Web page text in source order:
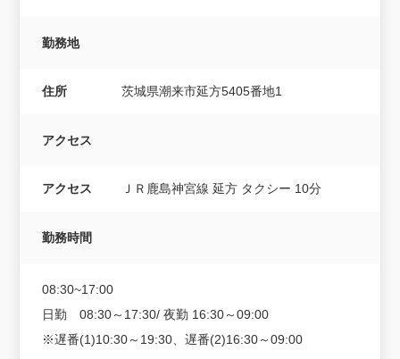
勤務地
住所 茨城県潮来市延方5405番地1
アクセス
アクセス ＪＲ鹿島神宮線 延方 タクシー 10分
勤務時間
08:30~17:00
日勤 08:30～17:30/ 夜勤 16:30～09:00
※遅番(1)10:30～19:30、遅番(2)16:30～09:00